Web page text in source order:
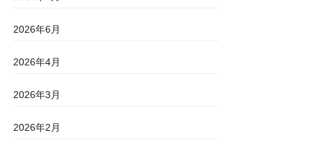
2026年6月
2026年4月
2026年3月
2026年2月